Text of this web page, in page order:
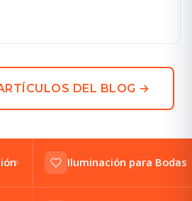
DEL BLOG →
Iluminación para Bodas